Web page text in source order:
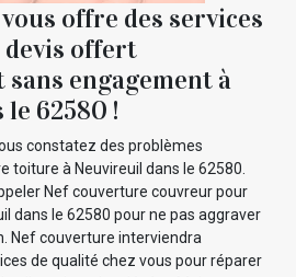
offre des services
devis offert
engagement à
62580 !
constatez des problèmes
toiture à Neuvireuil dans le 62580.
Nef couverture couvreur pour
dans le 62580 pour ne pas aggraver
Nef couverture interviendra
de qualité chez vous pour réparer